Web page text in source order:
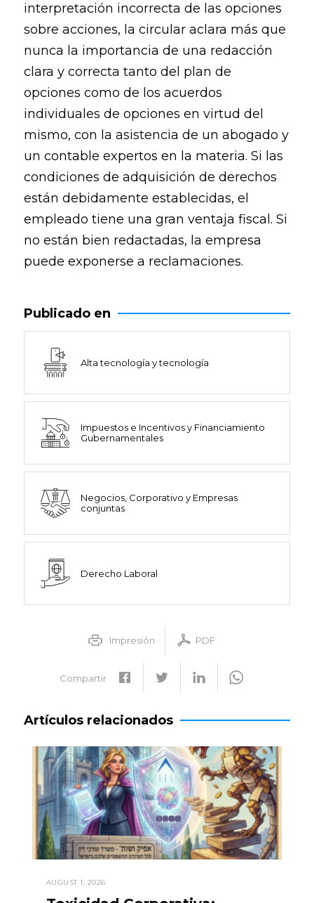
interpretación incorrecta de las opciones
sobre acciones, la circular aclara más que
nunca la importancia de una redacción
clara y correcta tanto del plan de
opciones como de los acuerdos
individuales de opciones en virtud del
mismo, con la asistencia de un abogado y
un contable expertos en la materia. Si las
condiciones de adquisición de derechos
están debidamente establecidas, el
empleado tiene una gran ventaja fiscal. Si
no están bien redactadas, la empresa
puede exponerse a reclamaciones.
Publicado en
Alta tecnología y tecnología
Impuestos e Incentivos y Financiamiento
Gubernamentales
Negocios, Corporativo y Empresas
conjuntas
Derecho Laboral
Impresión PDF
Compartir
Artículos relacionados
AUGUST 1, 2026